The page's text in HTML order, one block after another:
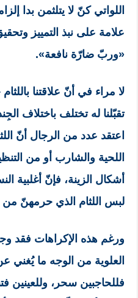
اللواتي كنّ لا يتلثمن بدا
علامة على نبذ التمييز
«وربّ ضارّة نافعة».
لا مراء في أنّ علاقتنا
تقبّلنا له تختلف باختلاف
اعتقد عدد من الرجال أنّ
اللحية والشارب أو من
أشكال الزينة، فإنّ أغلبية
لبس اللثام الذي حرمهنّ
ورغم هذه الإكراهات فقد
العلوية من الوجه ما يُغني
فللحاجبين سحر، وللعينين